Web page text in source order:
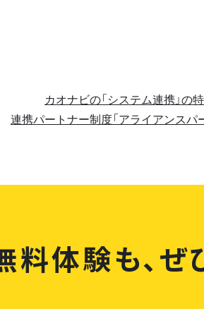
カオナビの「システム連携」の
連携パートナー制度「アライアンスパ
料体験も、ぜ